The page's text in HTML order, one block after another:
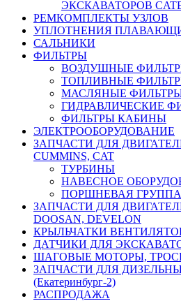
ЭКСКАВАТОРОВ
РЕМКОМПЛЕКТЫ УЗЛОВ
УПЛОТНЕНИЯ
САЛЬНИКИ
ФИЛЬТРЫ
ВОЗДУШНЫЕ
ТОПЛИВНЫЕ
МАСЛЯНЫЕ
ГИДРАВЛИЧЕСКИЕ
ФИЛЬТРЫ КАБИНЫ
ЭЛЕКТРООБОРУДОВАНИЕ
ЗАПЧАСТИ ДЛЯ
CUMMINS, CAT
ТУРБИНЫ
НАВЕСНОЕ
ПОРШНЕВАЯ ГРУППА
ЗАПЧАСТИ ДЛЯ
DOOSAN, DEVELON
КРЫЛЬЧАТКИ
ДАТЧИКИ ДЛЯ
ШАГОВЫЕ МОТОРЫ,
ЗАПЧАСТИ ДЛЯ
(Екатеринбург-2)
РАСПРОДАЖА